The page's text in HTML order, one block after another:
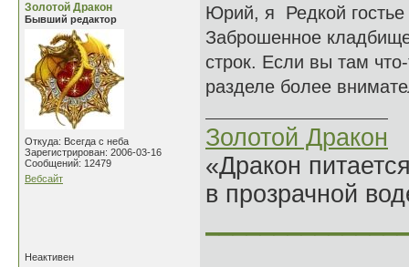
Золотой Дракон
Бывший редактор
Откуда: Всегда с неба
Зарегистрирован: 2006-03-16
Сообщений: 12479
Вебсайт
Юрий, я Редкой
Заброшенное
строк. Если вы там
разделе более
Золотой Дракон
«Дракон
в прозрачной
Неактивен